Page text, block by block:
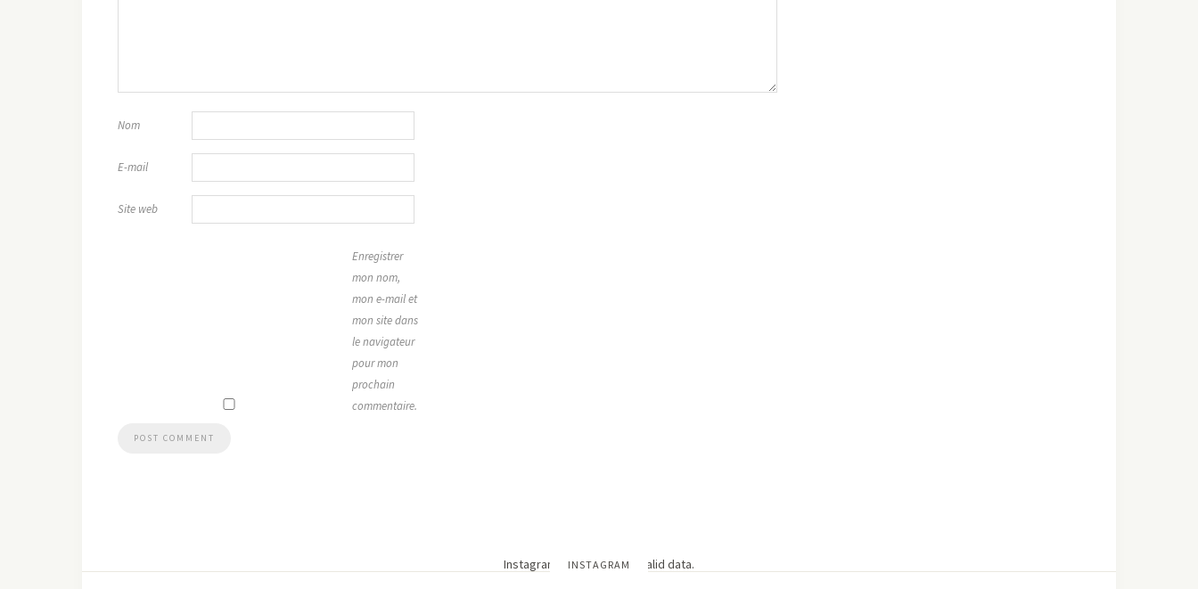
Nom
E-mail
Site web
Enregistrer
mon nom,
mon e-mail et
mon site dans
le navigateur
pour mon
prochain
commentaire.
INSTAGRAM
Instagram has returned invalid data.